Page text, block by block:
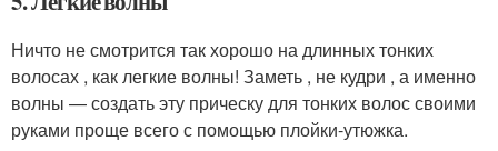
Ничто не смотрится так хорошо на длинных тонких
волосах , как легкие волны! Заметь , не кудри , а именно
волны — создать эту прическу для тонких волос своими
руками проще всего с помощью плойки-утюжка.